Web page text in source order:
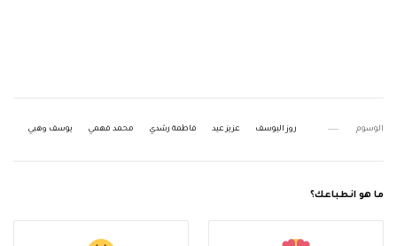
الوسوم روز اليوسف عزيز عيد فاطمة رشدي محمد فهمي يوسف وهبي
ما هو انطباعك؟